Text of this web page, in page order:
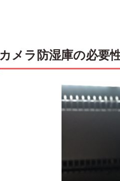
カメラ防湿庫の必要